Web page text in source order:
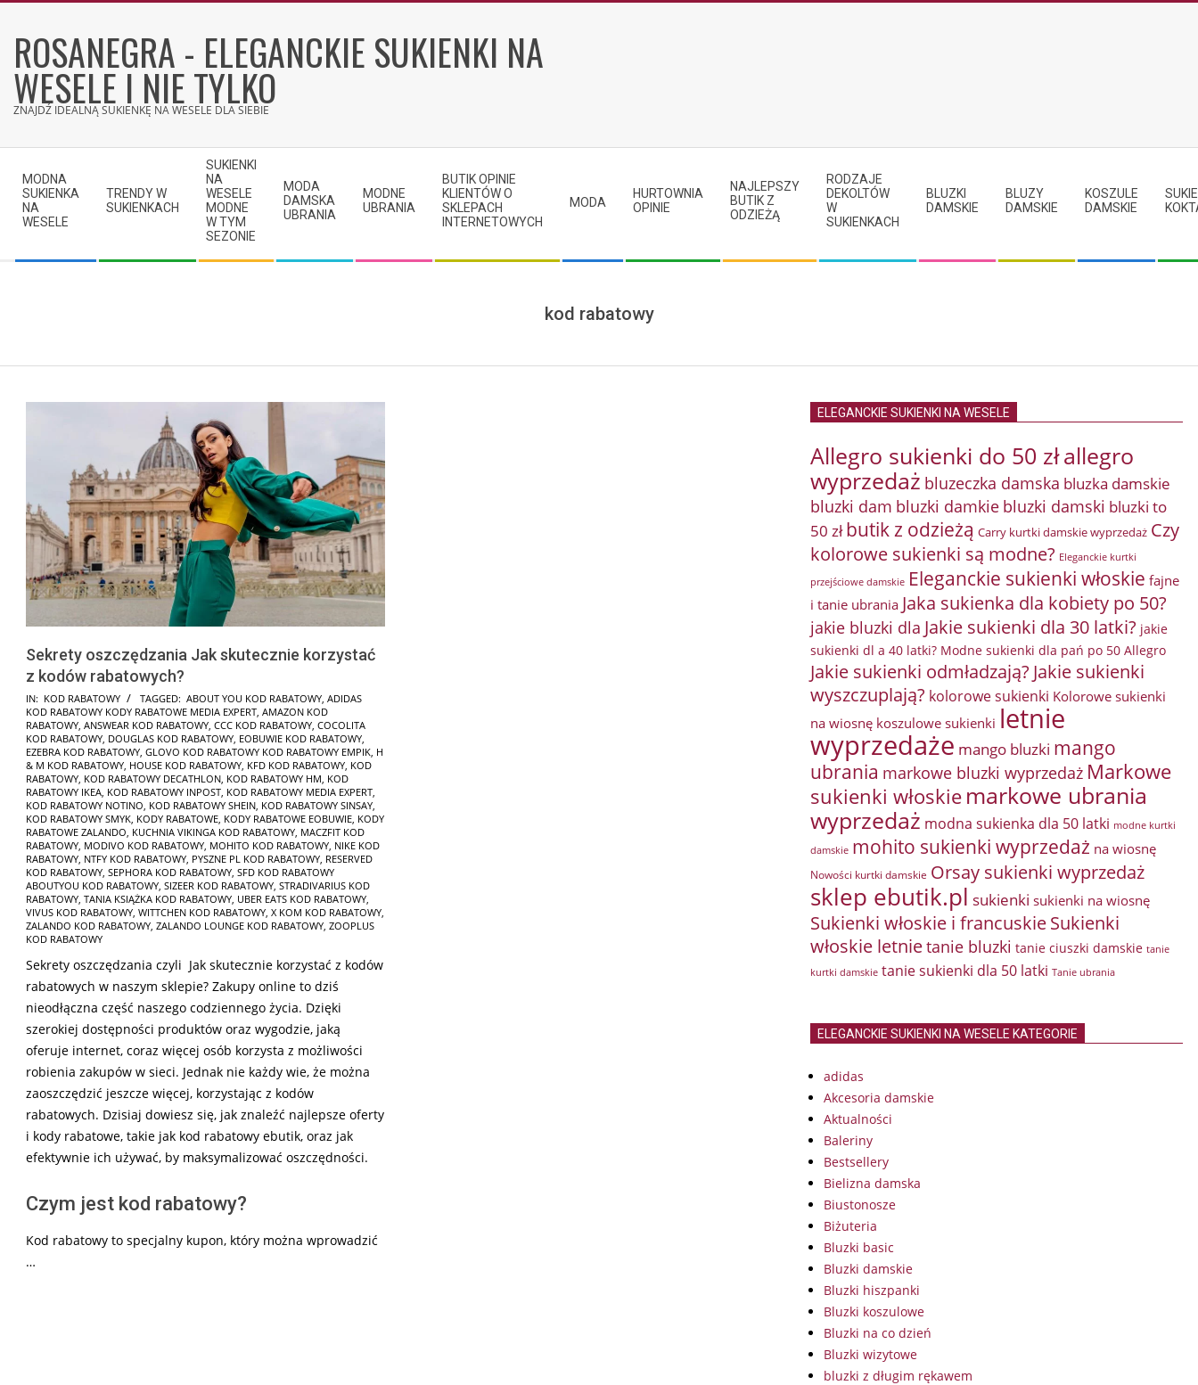
contentROSANEGRA - ELEGANCKIE SUKIENKI NA
WESELE I NIE TYLKO
ZNAJDŹ IDEALNĄ SUKIENKĘ NA WESELE DLA SIEBIE
Navigation
Menu
MODNA
SUKIENKA
NA
WESELE
TRENDY W
SUKIENKACH
SUKIENKI
NA
WESELE
MODNE
W TYM
SEZONIE
MODA
DAMSKA
UBRANIA
MODNE
UBRANIA
BUTIK OPINIE
KLIENTÓW O
SKLEPACH
INTERNETOWYCH
MODA
HURTOWNIA
OPINIE
NAJLEPSZY
BUTIK Z
ODZIEŻĄ
RODZAJE
DEKOLTÓW
W
SUKIENKACH
BLUZKI
DAMSKIE
BLUZY
DAMSKIE
KOSZULE
DAMSKIE
kod rabatowy
Sekrety oszczędzania Jak skutecznie korzystać
z kodów rabatowych?
2025-
01-
24
IN: KOD RABATOWY TAGGED: ABOUT YOU KOD RABATOWY ADIDAS
KOD RABATOWY KODY RABATOWE MEDIA EXPERT AMAZON KOD
RABATOWY ANSWEAR KOD RABATOWY CCC KOD RABATOWY COCOLITA
KOD RABATOWY DOUGLAS KOD RABATOWY EOBUWIE KOD RABATOWY
EZEBRA KOD RABATOWY GLOVO KOD RABATOWY KOD RABATOWY EMPIK H
& M KOD RABATOWY HOUSE KOD RABATOWY KFD KOD RABATOWY KOD
RABATOWY KOD RABATOWY DECATHLON KOD RABATOWY HM KOD
RABATOWY IKEA KOD RABATOWY INPOST KOD RABATOWY MEDIA EXPERT
KOD RABATOWY NOTINO KOD RABATOWY SHEIN KOD RABATOWY SINSAY
KOD RABATOWY SMYK KODY RABATOWE KODY RABATOWE EOBUWIE KODY
RABATOWE ZALANDO KUCHNIA VIKINGA KOD RABATOWY MACZFIT KOD
RABATOWY MODIVO KOD RABATOWY MOHITO KOD RABATOWY NIKE KOD
RABATOWY NTFY KOD RABATOWY PYSZNE PL KOD RABATOWY RESERVED
KOD RABATOWY SEPHORA KOD RABATOWY SFD KOD RABATOWY
ABOUTYOU KOD RABATOWY SIZEER KOD RABATOWY STRADIVARIUS KOD
RABATOWY TANIA KSIĄŻKA KOD RABATOWY UBER EATS KOD RABATOWY
VIVUS KOD RABATOWY WITTCHEN KOD RABATOWY X KOM KOD RABATOWY
ZALANDO KOD RABATOWY ZALANDO LOUNGE KOD RABATOWY ZOOPLUS
KOD RABATOWY
Sekrety oszczędzania czyli Jak skutecznie korzystać z kodów
rabatowych w naszym sklepie? Zakupy online to dziś
nieodłączna część naszego codziennego życia. Dzięki
szerokiej dostępności produktów oraz wygodzie, jaką
oferuje internet, coraz więcej osób korzysta z możliwości
robienia zakupów w sieci. Jednak nie każdy wie, że można
zaoszczędzić jeszcze więcej, korzystając z kodów
rabatowych. Dzisiaj dowiesz się, jak znaleźć najlepsze oferty
i kody rabatowe, takie jak kod rabatowy ebutik, oraz jak
efektywnie ich używać, by maksymalizować oszczędności.
Czym jest kod rabatowy?
Kod rabatowy to specjalny kupon, który można wprowadzić
…
ELEGANCKIE SUKIENKI NA WESELE
Allegro sukienki do 50 złallegro
wyprzedaż bluzeczka damska bluzka damskie
bluzki dam bluzki damkie bluzki damski bluzki to
50 zł butik z odzieżą Carry kurtki damskie wyprzedaż Czy
kolorowe sukienki są modne? Eleganckie kurtki
przejściowe damskie Eleganckie sukienki włoskie fajne
i tanie ubrania Jaka sukienka dla kobiety po 50?
jakie bluzki dla Jakie sukienki dla 30 latki? jakie
sukienki dl a 40 latki? Modne sukienki dla pań po 50 Allegro
Jakie sukienki odmładzają? Jakie sukienki
wyszczuplają? kolorowe sukienki Kolorowe sukienki
na wiosnę koszulowe sukienki letnie
wyprzedaże mango bluzki mango
ubrania markowe bluzki wyprzedaż Markowe
sukienki włoskie markowe ubrania
wyprzedaż modna sukienka dla 50 latki modne kurtki
damskie mohito sukienki wyprzedaż na wiosnę
Nowości kurtki damskie Orsay sukienki wyprzedaż
sklep ebutik.pl sukienki sukienki na wiosnę
Sukienki włoskie i francuskieSukienki
włoskie letnietanie bluzki tanie ciuszki damskie tanie
kurtki damskie tanie sukienki dla 50 latki Tanie ubrania
ELEGANCKIE SUKIENKI NA WESELE KATEGORIE
adidas
Akcesoria damskie
Aktualności
Baleriny
Bestsellery
Bielizna damska
Biustonosze
Biżuteria
Bluzki basic
Bluzki damskie
Bluzki hiszpanki
Bluzki koszulowe
Bluzki na co dzień
Bluzki wizytowe
bluzki z długim rękawem